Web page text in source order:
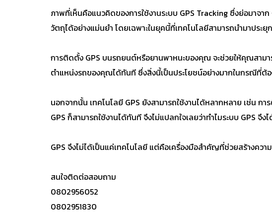
ภาพที่เห็นคือแนวคิดของการใช้งานระบบ GPS Tracking ซึ่งย่อมา
วัตถุได้อย่างแม่นยำ โดยเฉพาะในยุคนี้ที่เทคโนโลยีสามารถนำมาประ
การติดตั้ง GPS บนรถยนต์หรือยานพาหนะของคุณ จะช่วยให้คุณสาม
ตำแหน่งรถของคุณได้ทันที ซึ่งสิ่งนี้เป็นประโยชน์อย่างมากในกรณีที่
นอกจากนั้น เทคโนโลยี GPS ยังสามารถใช้งานได้หลากหลาย เช่น
GPS ก็สามารถใช้งานได้ทันที จึงไม่แปลกใจเลยว่าทำไมระบบ GPS จึ
GPS จึงไม่ได้เป็นแค่เทคโนโลยี แต่คือเครื่องมือสำคัญที่ช่วยสร้างคว
สนใจติดต่อสอบถาม
0802956052
0802951830